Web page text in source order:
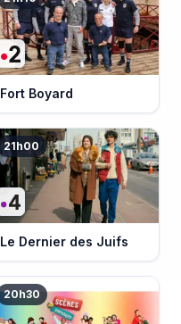
Fort Boyard
21h00
Le Dernier des Juifs
20h30